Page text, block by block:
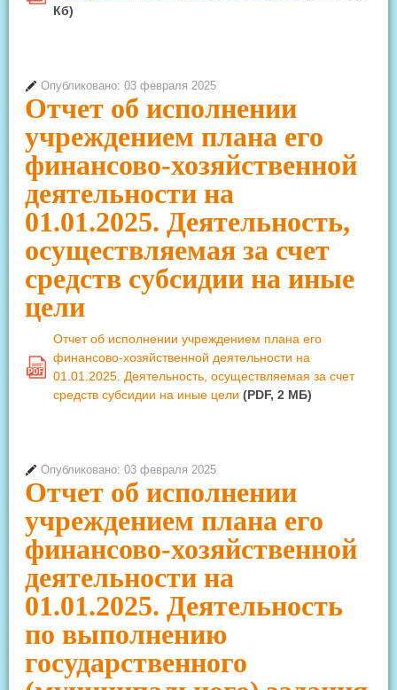
Кб)
Опубликовано: 03 февраля 2025
Отчет об исполнении
учреждением плана его
финансово-хозяйственной
деятельности на
01.01.2025. Деятельность,
осуществляемая за счет
средств субсидии на иные
цели
PDF
Отчет об исполнении учреждением плана его
финансово-хозяйственной деятельности на
01.01.2025. Деятельность, осуществляемая за счет
средств субсидии на иные цели (PDF, 2 MБ)
Опубликовано: 03 февраля 2025
Отчет об исполнении
учреждением плана его
финансово-хозяйственной
деятельности на
01.01.2025. Деятельность
по выполнению
государственного